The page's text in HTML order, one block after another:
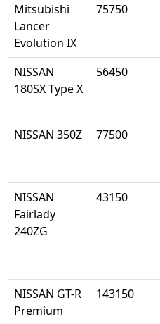
Mitsubishi
Lancer
Evolution IX
75750
NISSAN
180SX Type X
56450
NISSAN 350Z
77500
NISSAN
Fairlady
240ZG
43150
NISSAN GT-R
Premium
143150